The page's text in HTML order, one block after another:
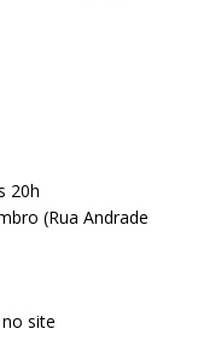
20h
(Rua Andrade
site